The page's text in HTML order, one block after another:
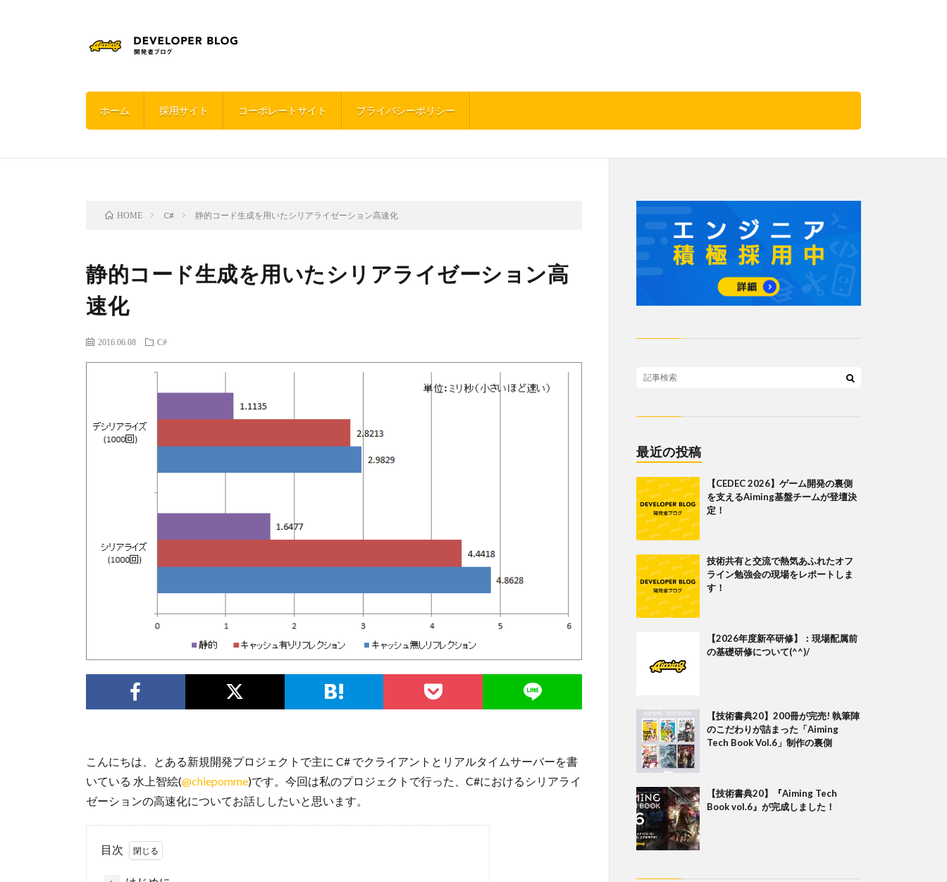
ホーム 採用サイト コーポレートサイト プライバシーポリシー
HOME C# 静的コード生成を用いたシリアライゼーション高速化
静的コード生成を用いたシリアライゼーション高
速化
2016.06.08 C#
こんにちは、とある新規開発プロジェクトで主に C# でクライアントとリアルタイムサーバーを書
いている 水上智絵(@chiepomme)です。今回は私のプロジェクトで行った、C#におけるシリアライ
ゼーションの高速化についてお話ししたいと思います。
目次
最近の投稿
【CEDEC 2026】ゲーム開発の裏側
を支えるAiming基盤チームが登壇決
定！
技術共有と交流で熱気あふれたオフ
ライン勉強会の現場をレポートしま
す！
【2026年度新卒研修】：現場配属前
の基礎研修について(^^)/
【技術書典20】200冊が完売! 執筆陣
のこだわりが詰まった「Aiming
Tech Book Vol.6」制作の裏側
【技術書典20】『Aiming Tech
Book vol.6』が完成しました！